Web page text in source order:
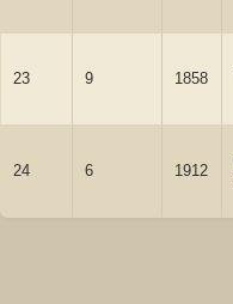
23 9 1858
24 6 1912